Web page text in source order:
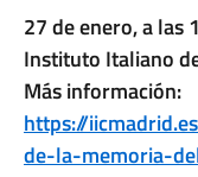
27 de enero, a las
Instituto Italiano
Más información:
https://
de-la-memoria-